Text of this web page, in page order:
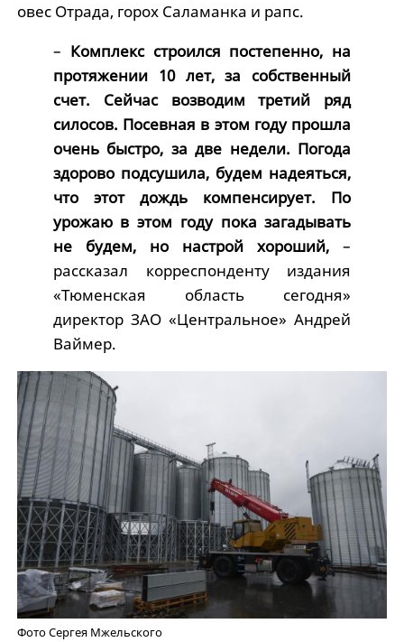
овес Отрада, горох Саламанка и рапс.
– Комплекс строился постепенно, на
протяжении 10 лет, за собственный
счет. Сейчас возводим третий ряд
силосов. Посевная в этом году прошла
очень быстро, за две недели. Погода
здорово подсушила, будем надеяться,
что этот дождь компенсирует. По
урожаю в этом году пока загадывать
не будем, но настрой хороший, –
рассказал корреспонденту издания
«Тюменская область сегодня»
директор ЗАО «Центральное» Андрей
Ваймер.
Фото Сергея Мжельского